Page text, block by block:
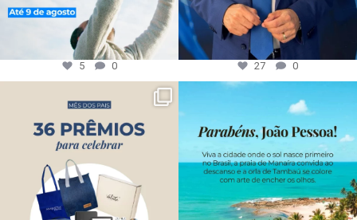
5 0 27 0